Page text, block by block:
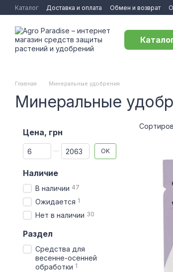
Перейти к основному контенту
Каталог Доставка и оплата Обмен и возврат
Главная Минеральные удобрения
Минеральные
Цена, грн
От Цена, грн
До Цена, грн OK
Наличие
В наличии 47
Ожидается 1
Нет в наличии 30
Раздел
Средства для
весенне-осенней
обработки 1